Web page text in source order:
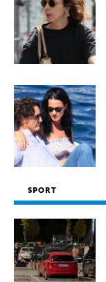
SPORT